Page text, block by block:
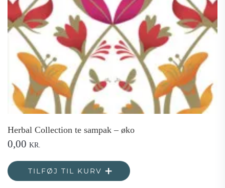
Herbal Collection te sampak – øko
0,00 KR.
TILFØJ TIL KURV